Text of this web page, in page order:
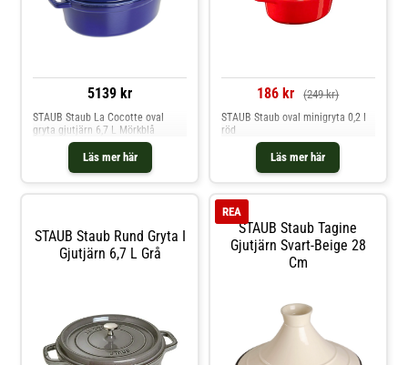
5139 kr
Läs mer här
STAUB Staub La Cocotte oval
gryta gjutjärn 6,7 L Mörkblå
186 kr (249 kr)
Läs mer här
STAUB Staub oval minigryta 0,2 l
röd
STAUB Staub Rund Gryta I
Gjutjärn 6,7 L Grå
STAUB Staub Tagine
Gjutjärn Svart-Beige 28
Cm
REA